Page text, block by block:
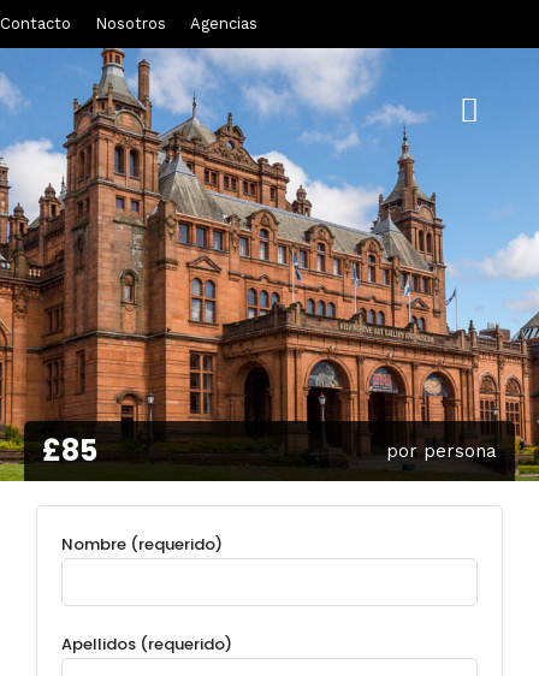
Contacto Nosotros Agencias
£85 por persona
Nombre (requerido)
Apellidos (requerido)